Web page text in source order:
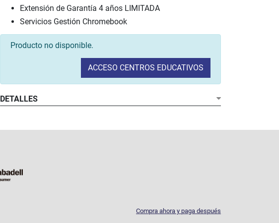
Extensión de Garantía 4 años LIMITADA
Servicios Gestión Chromebook
Producto no disponible.
ACCESO CENTROS EDUCATIVOS
DETALLES
Compra ahora y paga después